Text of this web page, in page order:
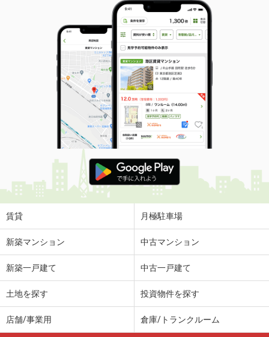
賃貸 月極駐車場
新築マンション 中古マンション
新築一戸建て 中古一戸建て
土地を探す 投資物件を探す
店舗/事業用 倉庫/トランクルーム